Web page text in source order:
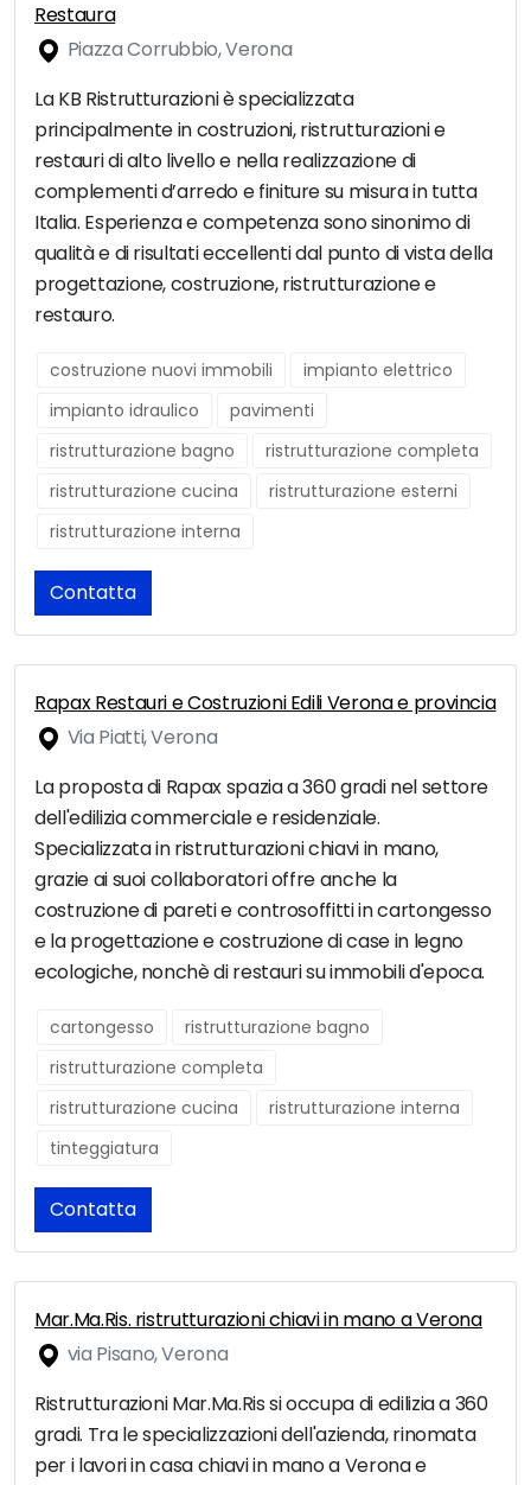
Restaura
Piazza Corrubbio, Verona
La KB Ristrutturazioni è specializzata
principalmente in costruzioni, ristrutturazioni e
restauri di alto livello e nella realizzazione di
complementi d’arredo e finiture su misura in tutta
Italia. Esperienza e competenza sono sinonimo di
qualità e di risultati eccellenti dal punto di vista della
progettazione, costruzione, ristrutturazione e
restauro.
costruzione nuovi immobili
impianto elettrico
impianto idraulico
pavimenti
ristrutturazione bagno
ristrutturazione completa
ristrutturazione cucina
ristrutturazione esterni
ristrutturazione interna
Contatta
Rapax Restauri e Costruzioni Edili Verona e provincia
Via Piatti, Verona
La proposta di Rapax spazia a 360 gradi nel settore
dell'edilizia commerciale e residenziale.
Specializzata in ristrutturazioni chiavi in mano,
grazie ai suoi collaboratori offre anche la
costruzione di pareti e controsoffitti in cartongesso
e la progettazione e costruzione di case in legno
ecologiche, nonchè di restauri su immobili d'epoca.
cartongesso
ristrutturazione bagno
ristrutturazione completa
ristrutturazione cucina
ristrutturazione interna
tinteggiatura
Contatta
Mar.Ma.Ris. ristrutturazioni chiavi in mano a Verona
via Pisano, Verona
Ristrutturazioni Mar.Ma.Ris si occupa di edilizia a 360
gradi. Tra le specializzazioni dell'azienda, rinomata
per i lavori in casa chiavi in mano a Verona e